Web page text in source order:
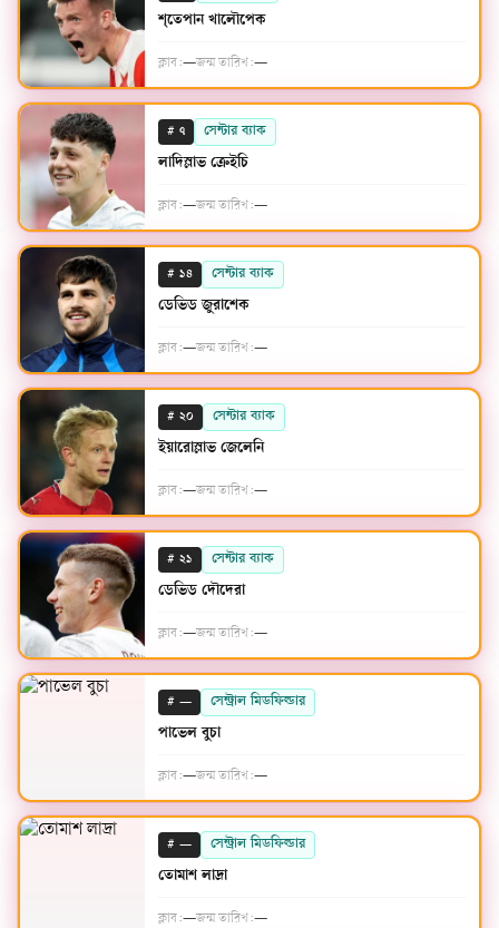
শ্তেপান খালৌপেক
ক্লাব:—জন্ম তারিখ:—
# ৭ সেন্টার ব্যাক
লাদিস্লাভ ক্রেইচি
ক্লাব:—জন্ম তারিখ:—
# ১৪ সেন্টার ব্যাক
ডেভিড জুরাশেক
ক্লাব:—জন্ম তারিখ:—
# ২০ সেন্টার ব্যাক
ইয়ারোস্লাভ জেলেনি
ক্লাব:—জন্ম তারিখ:—
# ২১ সেন্টার ব্যাক
ডেভিড দৌদেরা
ক্লাব:—জন্ম তারিখ:—
# — সেন্ট্রাল মিডফিল্ডার
পাভেল বুচা
ক্লাব:—জন্ম তারিখ:—
# — সেন্ট্রাল মিডফিল্ডার
তোমাশ লাদ্রা
ক্লাব:—জন্ম তারিখ:—